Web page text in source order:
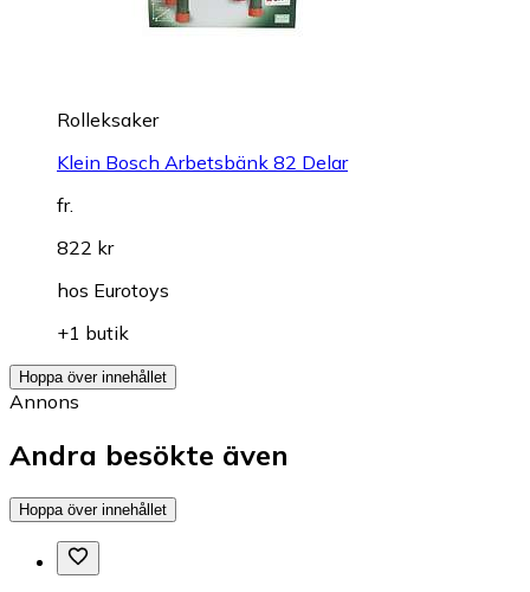
Rolleksaker
Klein Bosch Arbetsbänk 82 Delar
fr.
822 kr
hos Eurotoys
+1 butik
Hoppa över innehållet
Annons
Andra besökte även
Hoppa över innehållet